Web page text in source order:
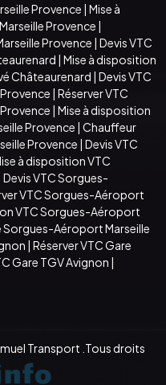
Provence | Mise à
Provence |
Provence | Devis VTC
| Mise à disposition
Châteaurenard | Devis VTC
| Réserver VTC
| Mise à disposition
Provence | Chauffeur
Provence | Devis VTC
à disposition VTC
Devis VTC Sorgues-
VTC Sorgues-Aéroport
VTC Sorgues-Aéroport
Sorgues-Aéroport Marseille
| Réserver VTC Gare
Gare TGV Avignon |
Transport .Tous droits